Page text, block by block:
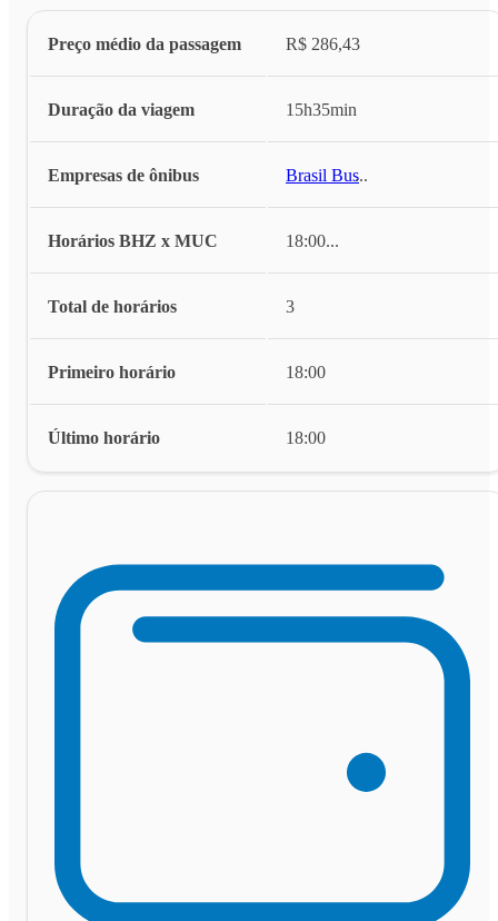
Preço médio da passagem R$ 286,43
Duração da viagem 15h35min
Empresas de ônibus Brasil Bus...
Horários BHZ x MUC 18:00...
Total de horários 3
Primeiro horário 18:00
Último horário 18:00